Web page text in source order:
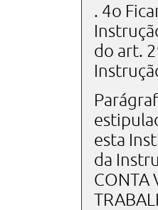
. 4o
do art.
esta
da
CONTA